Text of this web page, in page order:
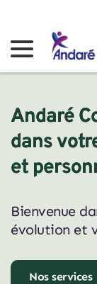
Andaré
dans
et
Bienvenue
évolution et
Nos services